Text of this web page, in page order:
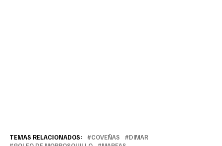
TEMAS RELACIONADOS: COVEÑAS
DIMAR